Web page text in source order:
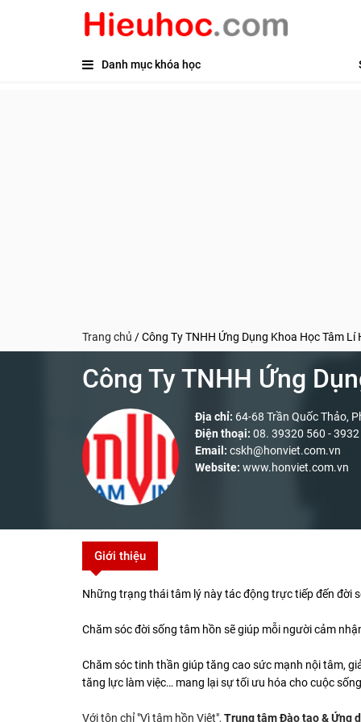
Danh mục khóa học
Trang chủ /Công Ty TNHH Ứng Dụng Khoa Học Tâm
Công Ty TNHH Ứng
Địa chỉ: 64-68 Trần Quốc Thảo,
Điện thoại: 08. 39320 560 -
Email: cskh@honviet.com.vn
Website: www.honviet.com.vn
Giới thiệu
Những trạng thái tâm lý này tác động trực tiếp đến đời
Chăm sóc đời sống tâm hồn sẽ giúp mỗi người cảm
Chăm sóc tinh thần giúp tăng cao sức mạnh nội tâm,
tăng lực làm việc… mang lại sự tối ưu hóa cho cuộc
Với tôn chỉ "Vì tâm hồn Việt", Trung tâm Đào tạo & Ứng